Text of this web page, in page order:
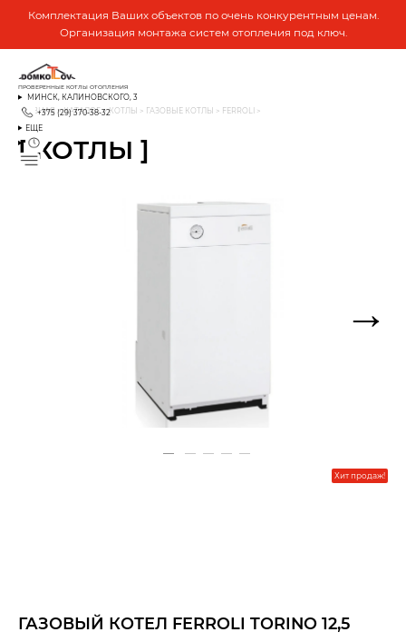
Комплектация Ваших объектов по очень конкурентным ценам.
Организация монтажа систем отопления под ключ.
ПРОВЕРЕННЫЕ КОТЛЫ ОТОПЛЕНИЯ
МИНСК, КАЛИНОВСКОГО, 3
+375 (29) 370-38-32
ЕЩЕ
ГЛАВНАЯ >КАТАЛОГ >КОТЛЫ > ГАЗОВЫЕ КОТЛЫ > FERROLI >
[ КОТЛЫ ]
→
Хит продаж!
ГАЗОВЫЙ КОТЕЛ FERROLI TORINO 12,5